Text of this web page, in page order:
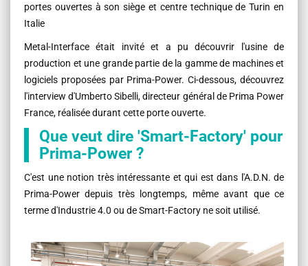
portes ouvertes à son siège et centre technique de Turin en
Italie
Metal-Interface était invité et a pu découvrir l'usine de
production et une grande partie de la gamme de machines et
logiciels proposées par Prima-Power. Ci-dessous, découvrez
l'interview d'Umberto Sibelli, directeur général de Prima Power
France, réalisée durant cette porte ouverte.
Que veut dire 'Smart-Factory' pour
Prima-Power ?
C'est une notion très intéressante et qui est dans l'A.D.N. de
Prima-Power depuis très longtemps, même avant que ce
terme d'Industrie 4.0 ou de Smart-Factory ne soit utilisé.